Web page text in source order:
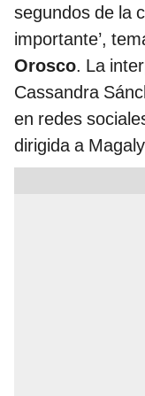
segundos de la
importante’,
Orosco. La
Cassandra
en redes
dirigida a